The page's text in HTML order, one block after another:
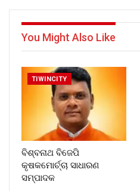
You Might Also Like
TIWINCITY
ବିଶ୍ବନାଥ ବିଜେପି
କୃଷକମୋର୍ଚ୍ଚା ସାଧାରଣ
ସମ୍ପାଦକ